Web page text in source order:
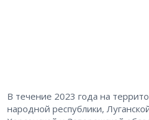
В течение 2023 года на
народной республики,